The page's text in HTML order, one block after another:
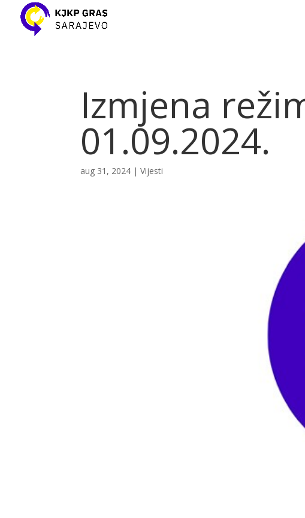
Izmjena
01.09.2024.
aug 31, 2024 |Vijesti